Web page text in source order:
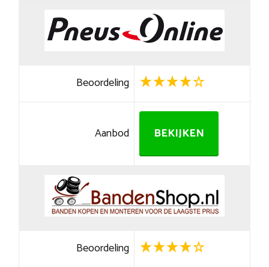
Beoordeling
Aanbod BEKIJKEN
Beoordeling